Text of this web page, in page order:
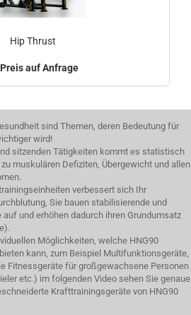
Hip Thrust
Preis auf Anfrage
sind Themen, deren Bedeutung für
wird!
sitzenden Tätigkeiten kommt es statistisch
muskulären Defiziten, Übergewicht und allen
verbessert sich Ihr
Sie bauen stabilisierende und
und erhöhen dadurch ihren Grundumsatz
Möglichkeiten, welche HNG90
kann, zum Beispiel Multifunktionsgeräte,
Fitnessgeräte für großgewachsene Personen
etc.) im folgenden Video sehen Sie genaue
Krafttrainingsgeräte von HNG90